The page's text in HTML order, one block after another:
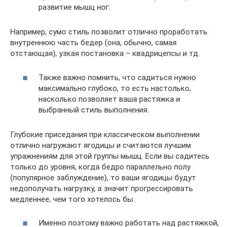
развитие мышц ног.
Например, сумо стиль позволит отлично проработать
внутреннюю часть бедер (она, обычно, самая
отстающая), узкая постановка – квадрицепсы и тд.
Также важно помнить, что садиться нужно
максимально глубоко, то есть настолько,
насколько позволяет ваша растяжка и
выбранный стиль выполнения.
Глубокие приседания при классическом выполнении
отлично нагружают ягодицы и считаются лучшим
упражнениям для этой группы мышц. Если вы садитесь
только до уровня, когда бедро параллельно полу
(популярное заблуждение), то ваши ягодицы будут
недополучать нагрузку, а значит прогрессировать
медленнее, чем того хотелось бы.
Именно поэтому важно работать над растяжкой,